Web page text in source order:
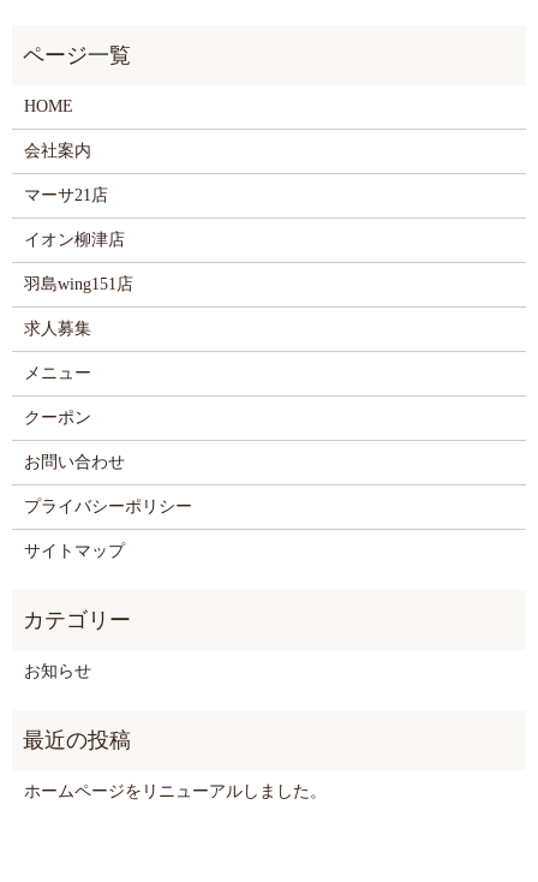
HOME
会社案内
マーサ21店
イオン柳津店
羽島wing151店
求人募集
メニュー
クーポン
お問い合わせ
プライバシーポリシー
サイトマップ
お知らせ
ホームページをリニューアルしました。